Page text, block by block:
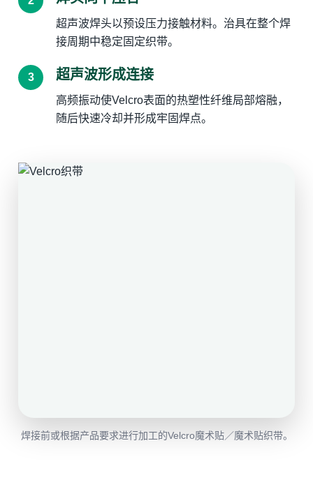
超声波焊头以预设压力接触材料。治具在整个焊
接周期中稳定固定织带。
超声波形成连接
高频振动使Velcro表面的热塑性纤维局部熔融，
随后快速冷却并形成牢固焊点。
焊接前或根据产品要求进行加工的Velcro魔术贴／魔术贴织带。